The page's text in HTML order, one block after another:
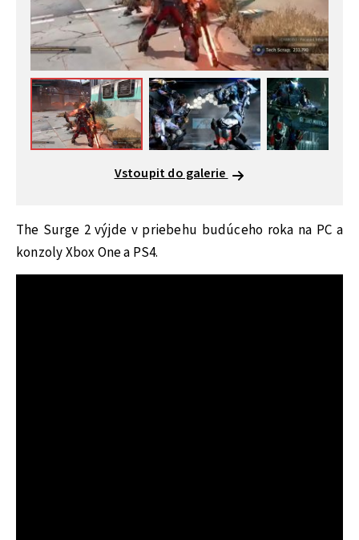
Vstoupit do galerie
The Surge 2 výjde v priebehu budúceho roka na PC a
konzoly Xbox One a PS4.